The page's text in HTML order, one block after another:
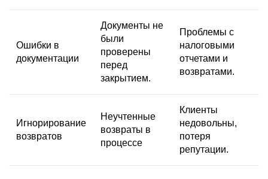
Ошибки в
документации
Документы не
были
проверены
перед
закрытием.
Проблемы с
налоговыми
отчетами и
возвратами.
Игнорирование
возвратов
Неучтенные
возвраты в
процессе
Клиенты
недовольны,
потеря
репутации.